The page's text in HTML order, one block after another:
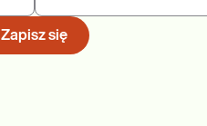
Zapisz się